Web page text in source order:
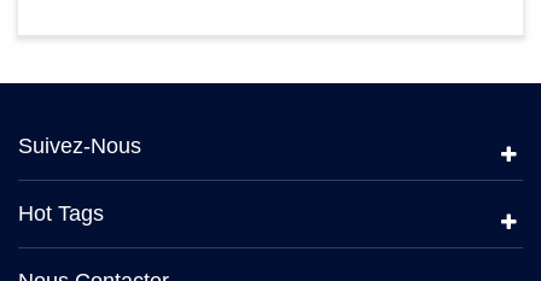
Suivez-Nous
Hot Tags